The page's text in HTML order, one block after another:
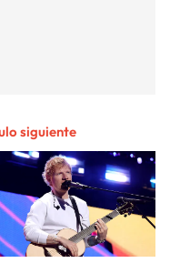
siguiente